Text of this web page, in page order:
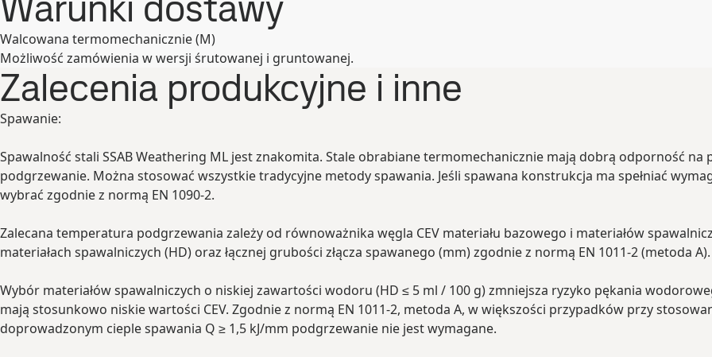
Walcowana termomechanicznie (M)
Możliwość zamówienia w wersji śrutowanej i gruntowanej.
Zalecenia produkcyjne i inne
Spawanie:
Spawalność stali SSAB Weathering ML jest znakomita. Stale obrabiane termomechanicznie mają dobrą odporność
podgrzewanie. Można stosować wszystkie tradycyjne metody spawania. Jeśli spawana konstrukcja ma spełniać
wybrać zgodnie z normą EN 1090-2.
Zalecana temperatura podgrzewania zależy od równoważnika węgla CEV materiału bazowego i materiałów
materiałach spawalniczych (HD) oraz łącznej grubości złącza spawanego (mm) zgodnie z normą EN 1011-2 (metoda A).
Wybór materiałów spawalniczych o niskiej zawartości wodoru (HD ≤ 5 ml / 100 g) zmniejsza ryzyko pękania
mają stosunkowo niskie wartości CEV. Zgodnie z normą EN 1011-2, metoda A, w większości przypadków przy
doprowadzonym cieple spawania Q ≥ 1,5 kJ/mm podgrzewanie nie jest wymagane.